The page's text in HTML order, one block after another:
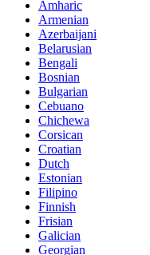
Amharic
Armenian
Azerbaijani
Belarusian
Bengali
Bosnian
Bulgarian
Cebuano
Chichewa
Corsican
Croatian
Dutch
Estonian
Filipino
Finnish
Frisian
Galician
Georgian